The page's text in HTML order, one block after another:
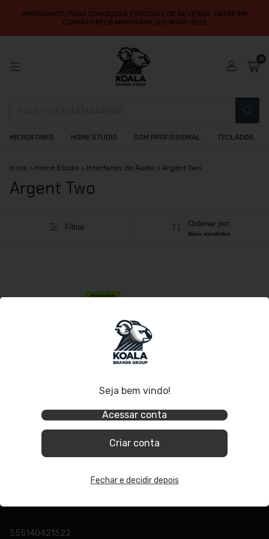
IMPORTANTE: PARA CONDIÇÕES ESPECIAIS DE REVENDA, ENTRE EM
CONTATO PELO WHATSAPP (51) 4042-1522
0
MICROFONES HOME STUDIO SOM PROFISSIONAL TECLADOS
Início > Home Studio > Interfaces de Áudio > Argent Two
Argent Two
Filtrar Ordenar por:
Mais vendidos
Profissional Armer Argent Two
G2 com 2 Entradas / 2 Saídas
555140421522
Seja bem vindo!
Acessar conta
Criar conta
Fechar e decidir depois